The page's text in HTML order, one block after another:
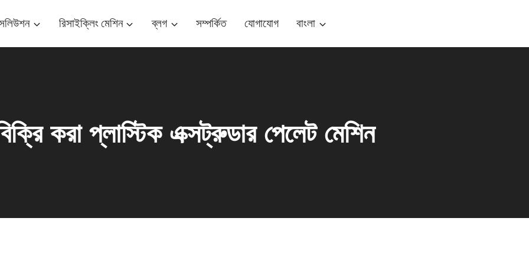
রিসাইক্লিং মেশিন ব্লগ সম্পর্কিত যোগাযোগ বাংলা
করা প্লাস্টিক এক্সট্রুডার পেলেট মেশিন